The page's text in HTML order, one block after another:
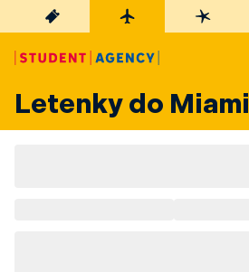
Letenky do Miami